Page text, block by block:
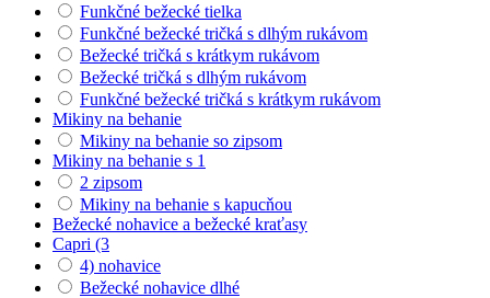
Funkčné bežecké tielka
Funkčné bežecké tričká s dlhým rukávom
Bežecké tričká s krátkym rukávom
Bežecké tričká s dlhým rukávom
Funkčné bežecké tričká s krátkym rukávom
Mikiny na behanie
Mikiny na behanie so zipsom
Mikiny na behanie s 1
2 zipsom
Mikiny na behanie s kapucňou
Bežecké nohavice a bežecké kraťasy
Capri (3
4) nohavice
Bežecké nohavice dlhé